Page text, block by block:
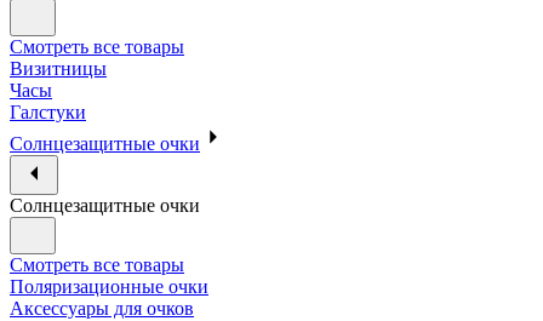
Смотреть все товары
Визитницы
Часы
Галстуки
Солнцезащитные очки
Солнцезащитные очки
Смотреть все товары
Поляризационные очки
Аксессуары для очков